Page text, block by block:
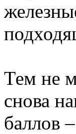
Тем не
снова
баллов